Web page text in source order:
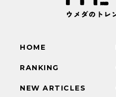
HOME
RANKING
NEW ARTICLES